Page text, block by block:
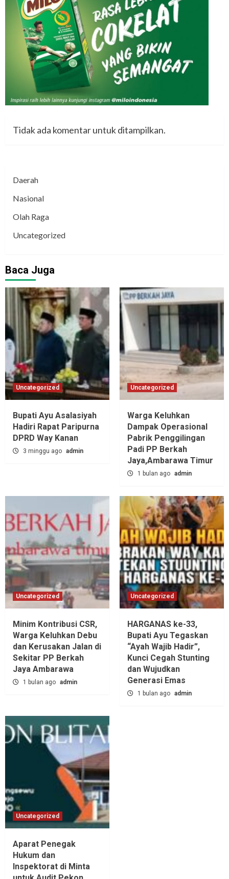
Tidak ada komentar untuk ditampilkan.
Daerah
Nasional
Olah Raga
Uncategorized
Baca Juga
Uncategorized
Bupati Ayu Asalasiyah
Hadiri Rapat Paripurna
DPRD Way Kanan
3 minggu ago admin
Uncategorized
Warga Keluhkan
Dampak Operasional
Pabrik Penggilingan
Padi PP Berkah
Jaya,‎Ambarawa Timur
1 bulan ago admin
Uncategorized
Minim Kontribusi CSR,
Warga Keluhkan Debu
dan Kerusakan Jalan di
Sekitar PP Berkah
Jaya Ambarawa‎
1 bulan ago admin
Uncategorized
HARGANAS ke-33,
Bupati Ayu Tegaskan
“Ayah Wajib Hadir”,
Kunci Cegah Stunting
dan Wujudkan
Generasi Emas
1 bulan ago admin
Uncategorized
Aparat Penegak
Hukum dan
Inspektorat di Minta